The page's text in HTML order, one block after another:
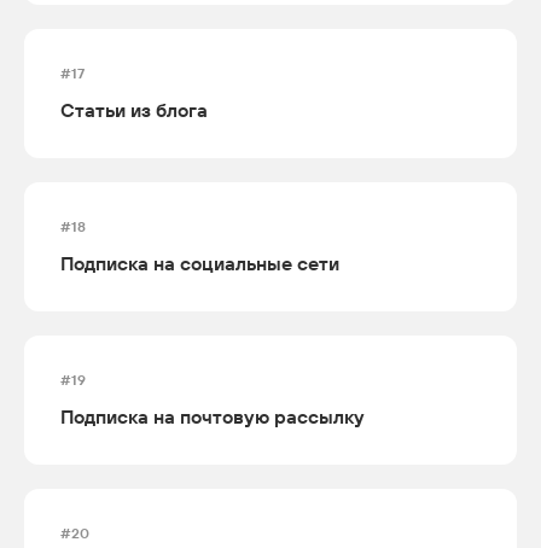
#17
Статьи из блога
#18
Подписка на социальные сети
#19
Подписка на почтовую рассылку
#20